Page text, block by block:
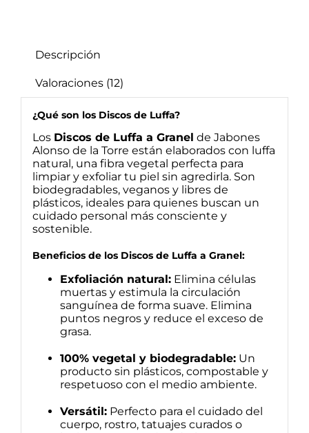
Descripción
Valoraciones (12)
¿Qué son los Discos de Luffa?
Los Discos de Luffa a Granel de Jabones
Alonso de la Torre están elaborados con luffa
natural, una fibra vegetal perfecta para
limpiar y exfoliar tu piel sin agredirla. Son
biodegradables, veganos y libres de
plásticos, ideales para quienes buscan un
cuidado personal más consciente y
sostenible.
Beneficios de los Discos de Luffa a Granel:
Exfoliación natural:Elimina células
muertas y estimula la circulación
sanguínea de forma suave. Elimina
puntos negros y reduce el exceso de
grasa.
100% vegetal y biodegradable:Un
producto sin plásticos, compostable y
respetuoso con el medio ambiente.
Versátil:Perfecto para el cuidado del
cuerpo, rostro, tatuajes curados o